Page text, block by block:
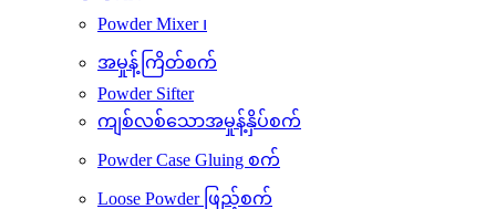
Powder Mixer ၊
အမှုန့်ကြိတ်စက်
Powder Sifter
ကျစ်လစ်သောအမှုန့်နှိပ်စက်
Powder Case Gluing စက်
Loose Powder ဖြည့်စက်